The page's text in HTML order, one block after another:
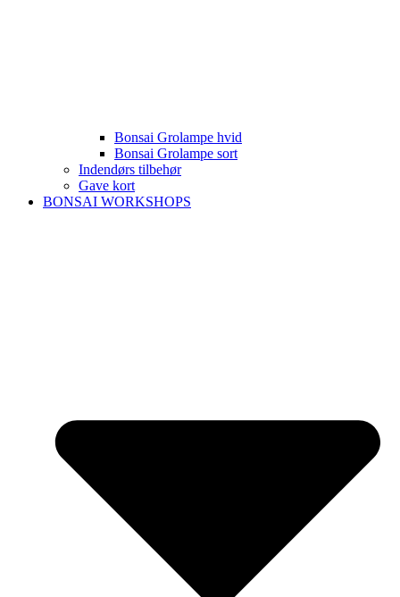
Bonsai Grolampe hvid
Bonsai Grolampe sort
Indendørs tilbehør
Gave kort
BONSAI WORKSHOPS